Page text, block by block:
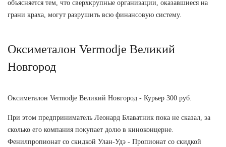
объясняется тем, что сверхкрупные организации, оказавшиеся на
грани краха, могут разрушить всю финансовую систему.
Оксиметалон Vermodje Великий
Новгород
Оксиметалон Vermodje Великий Новгород - Курьер 300 руб.
При этом предприниматель Леонард Блаватник пока не сказал, за
сколько его компания покупает долю в киноконцерне.
Фенилпропионат со скидкой Улан-Удэ - Пропионат со скидкой